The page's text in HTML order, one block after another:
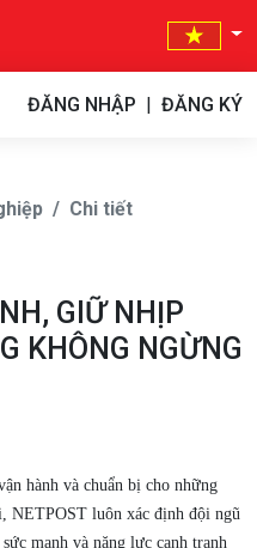
ĐĂNG NHẬP | ĐĂNG KÝ
Chi tiết
GIỮ NHỊP
KHÔNG NGỪNG
hành và chuẩn bị cho những
NETPOST luôn xác định đội ngũ
mạnh và năng lực cạnh tranh